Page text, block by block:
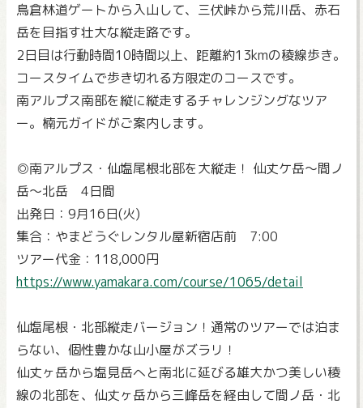
鳥倉林道ゲートから入山して、三伏峠から荒川岳、赤石
岳を目指す壮大な縦走路です。
2日目は行動時間10時間以上、距離約13kmの稜線歩き。
コースタイムで歩き切れる方限定のコースです。
南アルプス南部を縦に縦走するチャレンジングなツア
ー。楠元ガイドがご案内します。
◎南アルプス・仙塩尾根北部を大縦走！ 仙丈ケ岳～間ノ
岳～北岳 4日間
出発日：9月16日(火)
集合：やまどうぐレンタル屋新宿店前 7:00
ツアー代金：118,000円
https://www.yamakara.com/course/1065/detail
仙塩尾根・北部縦走バージョン！通常のツアーでは泊ま
らない、個性豊かな山小屋がズラリ！
仙丈ヶ岳から塩見岳へと南北に延びる雄大かつ美しい稜
線の北部を、仙丈ヶ岳から三峰岳を経由して間ノ岳・北